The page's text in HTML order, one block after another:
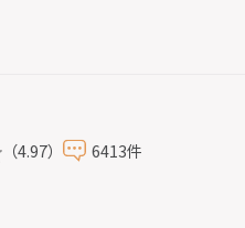
（4.97） 6413件